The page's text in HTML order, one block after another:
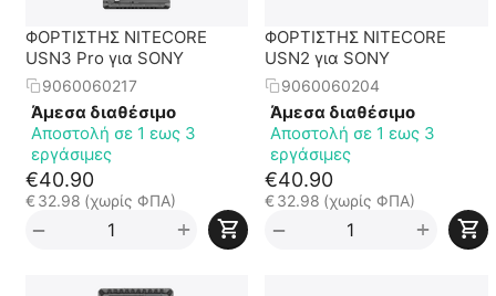
ΦΟΡΤΙΣΤΗΣ NITECORE
USN3 Pro για SONY
9060060217
Άμεσα διαθέσιμο
Αποστολή σε 1 εως 3
εργάσιμες
€40.90
€ 32.98 (χωρίς ΦΠΑ)
+
−
ΦΟΡΤΙΣΤΗΣ NITECORE
USN2 για SONY
9060060204
Άμεσα διαθέσιμο
Αποστολή σε 1 εως 3
εργάσιμες
€40.90
€32.98 (χωρίς ΦΠΑ)
+
−